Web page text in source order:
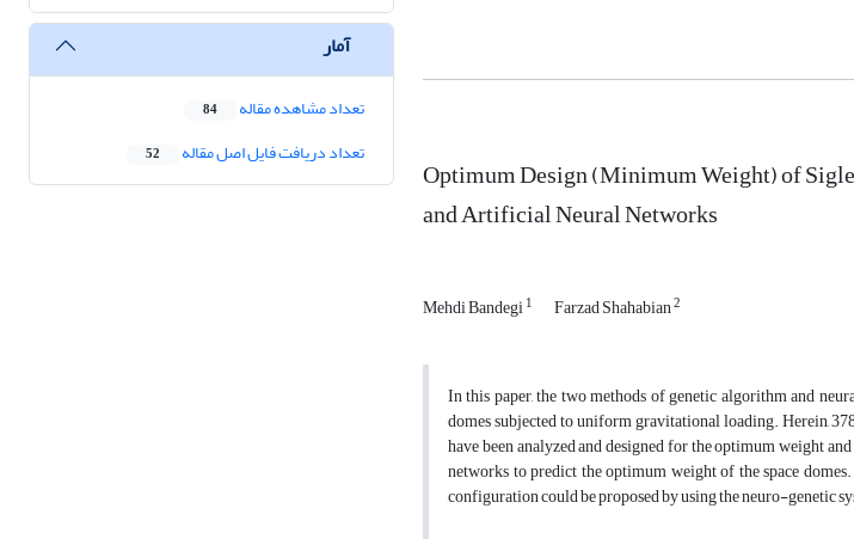
Optimum Design (Minimum Weight) of
and Artificial Neural Networks
Mehdi Bandegi1 Farzad Shahabian2
In this paper, the two methods of genetic algorithm and
domes subjected to uniform gravitational loading. Herein,
have been analyzed and designed for the optimum weight
networks to predict the optimum weight of the space
configuration could be proposed by using the neuro-genetic
آمار
تعداد مشاهده مقاله 84
تعداد دریافت فایل اصل مقاله 52